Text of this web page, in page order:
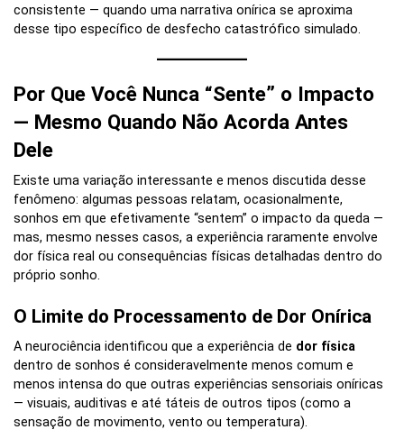
consistente — quando uma narrativa onírica se aproxima
desse tipo específico de desfecho catastrófico simulado.
Por Que Você Nunca “Sente” o Impacto
— Mesmo Quando Não Acorda Antes
Dele
Existe uma variação interessante e menos discutida desse
fenômeno: algumas pessoas relatam, ocasionalmente,
sonhos em que efetivamente “sentem” o impacto da queda —
mas, mesmo nesses casos, a experiência raramente envolve
dor física real ou consequências físicas detalhadas dentro do
próprio sonho.
O Limite do Processamento de Dor Onírica
A neurociência identificou que a experiência de dor física
dentro de sonhos é consideravelmente menos comum e
menos intensa do que outras experiências sensoriais oníricas
— visuais, auditivas e até táteis de outros tipos (como a
sensação de movimento, vento ou temperatura).